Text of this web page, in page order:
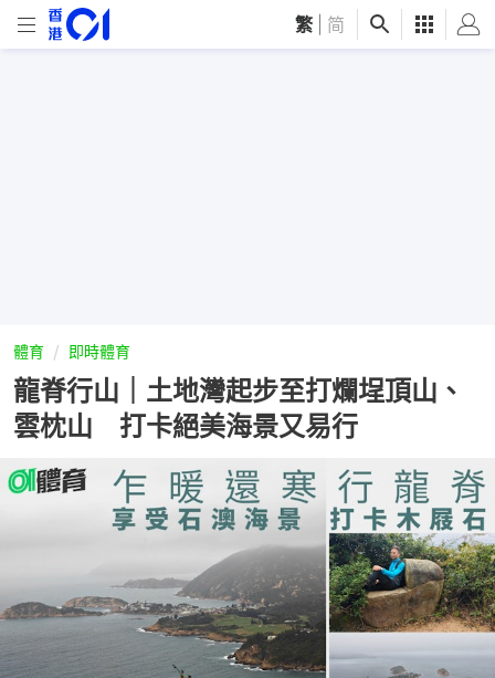
繁 简
體育 即時體育
龍脊行山｜土地灣起步至打爛埕頂山、
雲枕山 打卡絕美海景又易行